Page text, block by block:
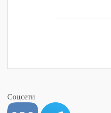
Соцсети